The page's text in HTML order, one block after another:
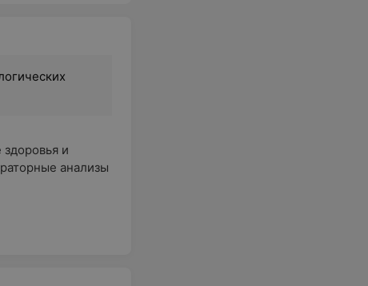
и
анализы